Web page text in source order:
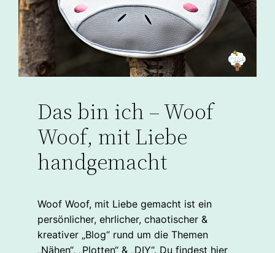
Das bin ich – Woof
Woof, mit Liebe
handgemacht
Woof Woof, mit Liebe gemacht ist ein
persönlicher, ehrlicher, chaotischer &
kreativer „Blog“ rund um die Themen
„Nähen“, „Plotten“ & „DIY“. Du findest hier